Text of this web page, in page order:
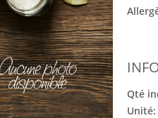
Qté
Unité: